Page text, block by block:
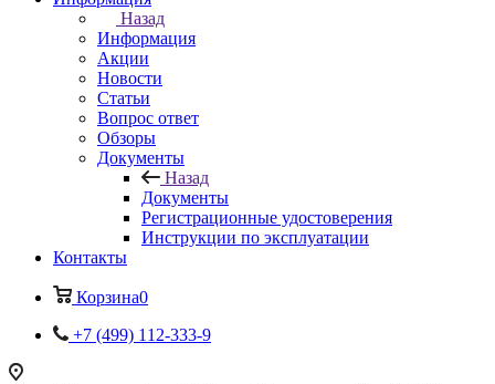
Назад
Информация
Акции
Новости
Статьи
Вопрос ответ
Обзоры
Документы
Назад
Документы
Регистрационные удостоверения
Инструкции по эксплуатации
Контакты
Корзина0
+7 (499) 112-333-9